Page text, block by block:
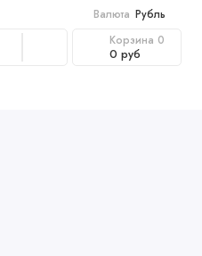
Валюта Рубль
Корзина 0
0 руб